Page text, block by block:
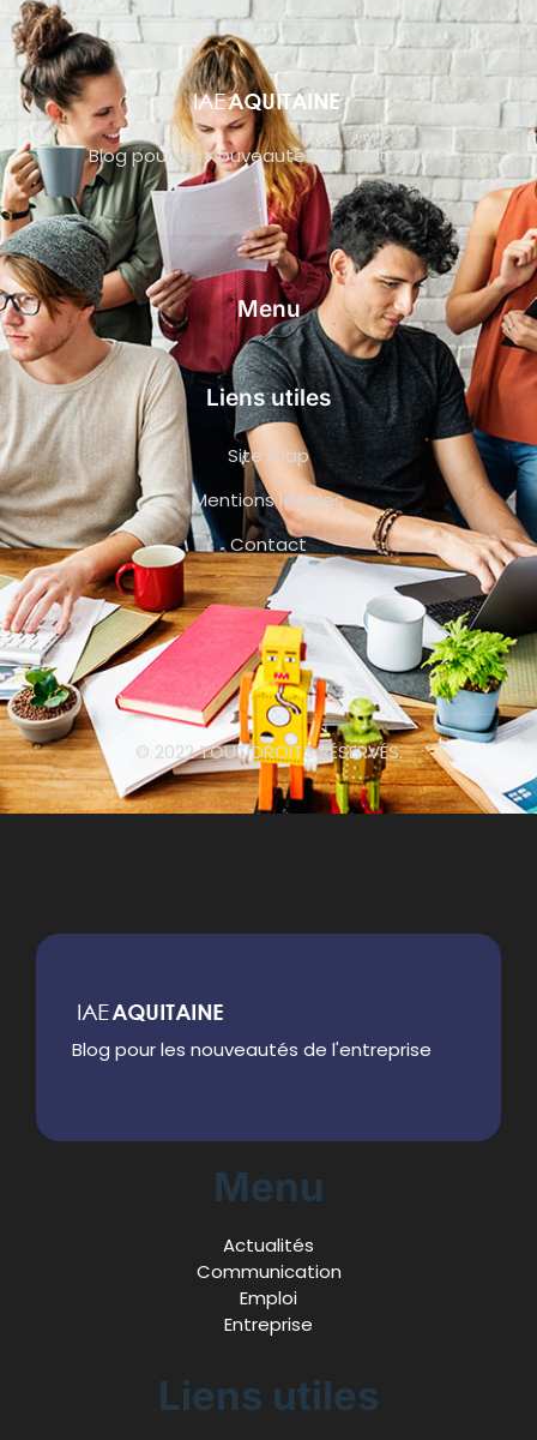
Blog pour les nouveautés de l’entreprise
Menu
Liens utiles
Site map
Mentions légales
Contact
© 2022 TOUT DROITS RÉSERVÉS.
Blog pour les nouveautés de l'entreprise
Menu
Actualités
Communication
Emploi
Entreprise
Liens utiles